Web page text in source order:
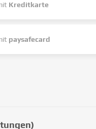
Kreditkarte
paysafecard